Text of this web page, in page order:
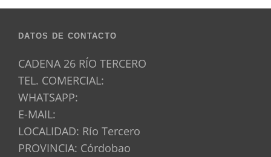
DATOS DE CONTACTO
CADENA 26 RÍO TERCERO
TEL. COMERCIAL:
WHATSAPP:
E-MAIL:
LOCALIDAD: Río Tercero
PROVINCIA: Córdobao